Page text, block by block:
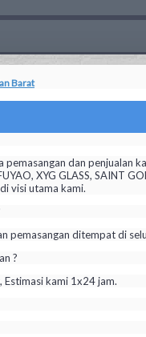
Barat
dan penjualan
XYG GLASS, SAINT
visi utama kami.
pemasangan ditempat di
?
kami 1x24 jam.